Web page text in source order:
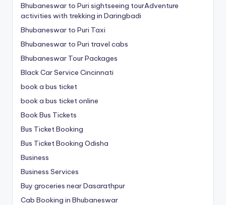
Bhubaneswar to Puri sightseeing tourAdventure
activities with trekking in Daringbadi
Bhubaneswar to Puri Taxi
Bhubaneswar to Puri travel cabs
Bhubaneswar Tour Packages
Black Car Service Cincinnati
book a bus ticket
book a bus ticket online
Book Bus Tickets
Bus Ticket Booking
Bus Ticket Booking Odisha
Business
Business Services
Buy groceries near Dasarathpur
Cab Booking in Bhubaneswar